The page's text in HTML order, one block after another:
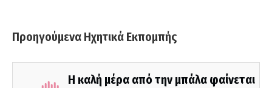
Προηγούμενα Ηχητικά Εκπομπής
Η καλή μέρα από την μπάλα φαίνεται